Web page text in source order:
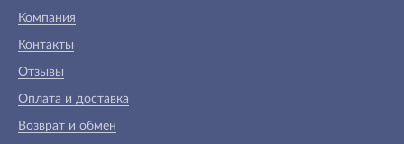
Компания
Контакты
Отзывы
Оплата и доставка
Возврат и обмен